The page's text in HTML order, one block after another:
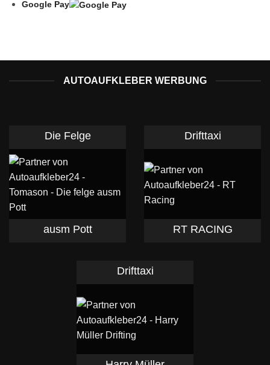
Google Pay
AUTOAUFKLEBER WERBUNG
Die Felge
ausm Pott
Drifttaxi
RT RACING
Drifttaxi